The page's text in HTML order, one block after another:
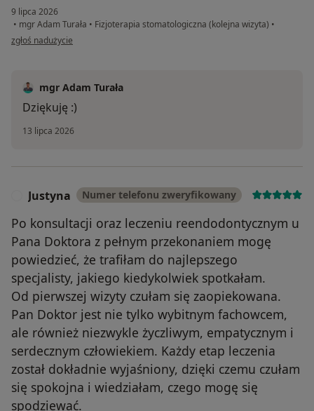
9 lipca 2026
• mgr Adam Turała • Fizjoterapia stomatologiczna (kolejna wizyta) •
w opinii użytkownika Martyna
zgłoś nadużycie
mgr Adam Turała
Dziękuję :)
13 lipca 2026
Justyna Numer telefonu zweryfikowany
Po konsultacji oraz leczeniu reendodontycznym u
Pana Doktora z pełnym przekonaniem mogę
powiedzieć, że trafiłam do najlepszego
specjalisty, jakiego kiedykolwiek spotkałam.
Od pierwszej wizyty czułam się zaopiekowana.
Pan Doktor jest nie tylko wybitnym fachowcem,
ale również niezwykle życzliwym, empatycznym i
serdecznym człowiekiem. Każdy etap leczenia
został dokładnie wyjaśniony, dzięki czemu czułam
się spokojna i wiedziałam, czego mogę się
spodziewać.